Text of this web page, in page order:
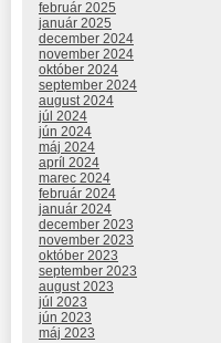
február 2025
január 2025
december 2024
november 2024
október 2024
september 2024
august 2024
júl 2024
jún 2024
máj 2024
apríl 2024
marec 2024
február 2024
január 2024
december 2023
november 2023
október 2023
september 2023
august 2023
júl 2023
jún 2023
máj 2023